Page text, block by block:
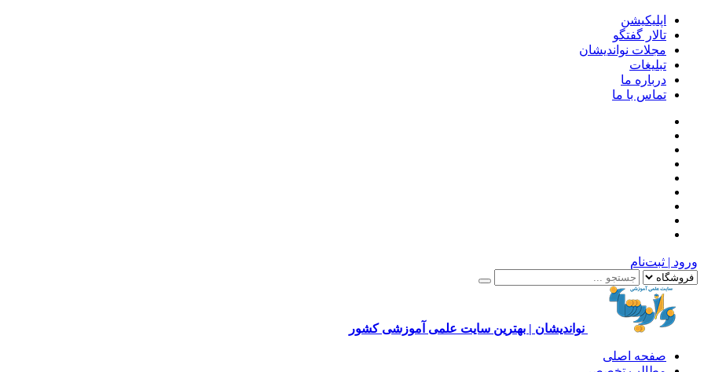
اپلیکیشن
تالار گفتگو
مجلات نواندیشان
تبلیغات
درباره ما
تماس با ما
ورود | ثبت‌نام
نواندیشان | بهترین سایت علمی آموزشی کشور
صفحه اصلی